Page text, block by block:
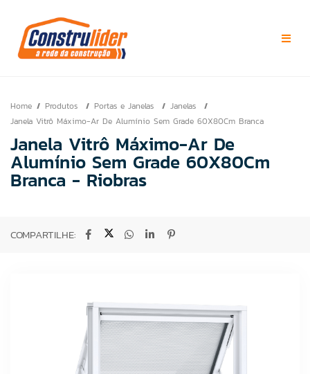
Home Produtos Portas e Janelas
Janelas
Janela Vitrô Máximo-Ar De Alumínio Sem Grade 60X80Cm Branca
Janela Vitrô Máximo-Ar De
Alumínio Sem Grade 60X80Cm
Branca - Riobras
COMPARTILHE: